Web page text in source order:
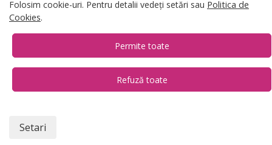
• Termene și condiții•Gestionează preferințe cookies
Folosim cookie-uri. Pentru detalii vedeți setări sau Politica de
Cookies.
Permite toate
Refuză toate
Setari